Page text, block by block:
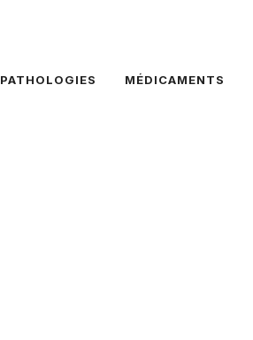
PATHOLOGIES MÉDICAMENTS